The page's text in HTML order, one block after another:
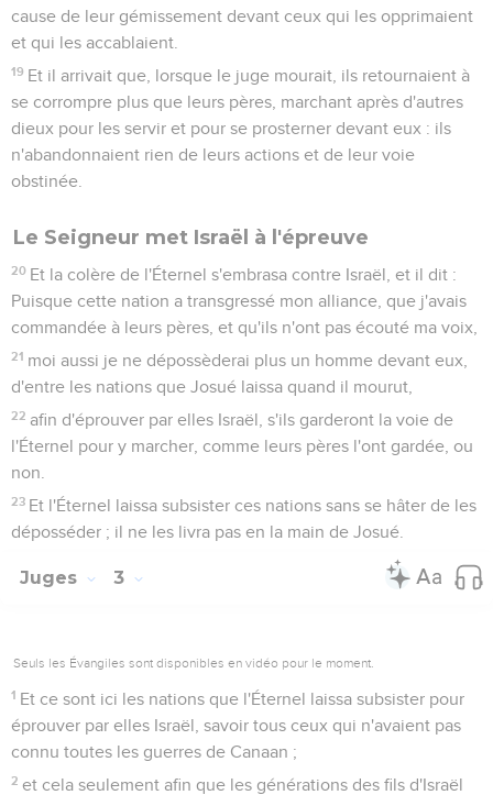
cause de leur gémissement devant ceux qui les opprimaient
et qui les accablaient.
19 Et il arrivait que, lorsque le juge mourait, ils retournaient à
se corrompre plus que leurs pères, marchant après d'autres
dieux pour les servir et pour se prosterner devant eux : ils
n'abandonnaient rien de leurs actions et de leur voie
obstinée.
Le Seigneur met Israël à l'épreuve
20 Et la colère de l'Éternel s'embrasa contre Israël, et il dit :
Puisque cette nation a transgressé mon alliance, que j'avais
commandée à leurs pères, et qu'ils n'ont pas écouté ma voix,
21 moi aussi je ne dépossèderai plus un homme devant eux,
d'entre les nations que Josué laissa quand il mourut,
22 afin d'éprouver par elles Israël, s'ils garderont la voie de
l'Éternel pour y marcher, comme leurs pères l'ont gardée, ou
non.
23 Et l'Éternel laissa subsister ces nations sans se hâter de les
déposséder ; il ne les livra pas en la main de Josué.
Juges 3
Seuls les Évangiles sont disponibles en vidéo pour le moment.
1 Et ce sont ici les nations que l'Éternel laissa subsister pour
éprouver par elles Israël, savoir tous ceux qui n'avaient pas
connu toutes les guerres de Canaan ;
2 et cela seulement afin que les générations des fils d'Israël